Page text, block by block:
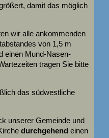
damit das möglich
wir alle ankommenden
von 1,5 m
einen Mund-Nasen-
tragen Sie bitte
das südwestliche
unserer Gemeinde und
durchgehend einen